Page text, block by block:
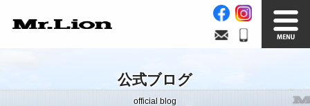
在庫車情報 買取無料査定
公式ブログ
official blog